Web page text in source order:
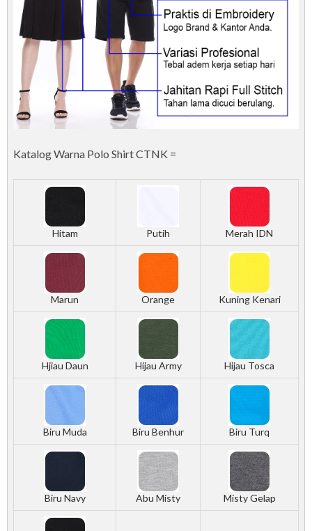
Katalog Warna Polo Shirt CTNK =
Hitam Putih Merah IDN
Marun Orange Kuning Kenari
Hjiau Daun Hijau Army Hijau Tosca
Biru Muda Biru Benhur Biru Turq
Biru Navy Abu Misty Misty Gelap